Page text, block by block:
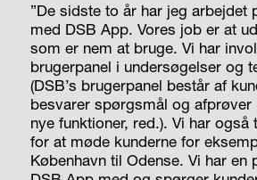
”De sidste to år har jeg arbejdet
med DSB App. Vores job er at
som er nem at bruge. Vi har
brugerpanel i undersøgelser og
(DSB’s brugerpanel består af
besvarer spørgsmål og
nye funktioner, red.). Vi har også
for at møde kunderne for
København til Odense. Vi har en